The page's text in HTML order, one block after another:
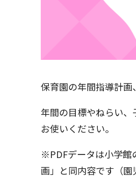
保育園の年間指導計画
年間の目標やねらい
お使いください。
※PDFデータは小学館
画」と同内容です（